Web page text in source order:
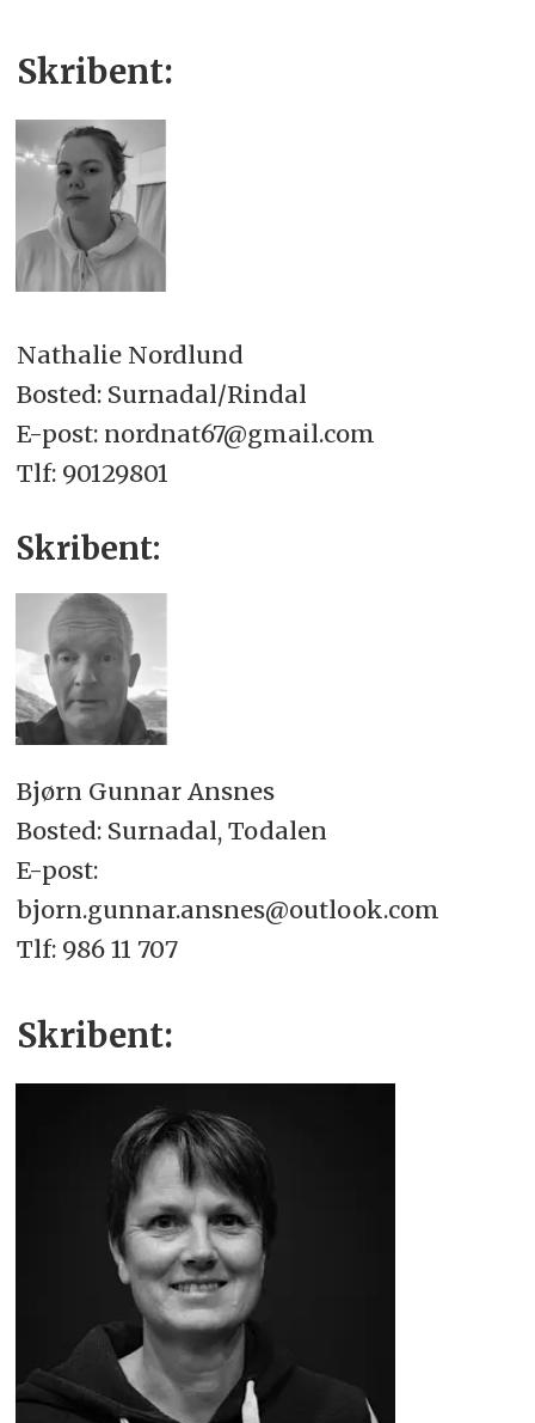
Skribent:
Nathalie Nordlund
Bosted: Surnadal/Rindal
E-post: nordnat67@gmail.com
Tlf: 90129801
Skribent:
Bjørn Gunnar Ansnes
Bosted: Surnadal, Todalen
E-post:
bjorn.gunnar.ansnes@outlook.com
Tlf: 986 11 707
Skribent: